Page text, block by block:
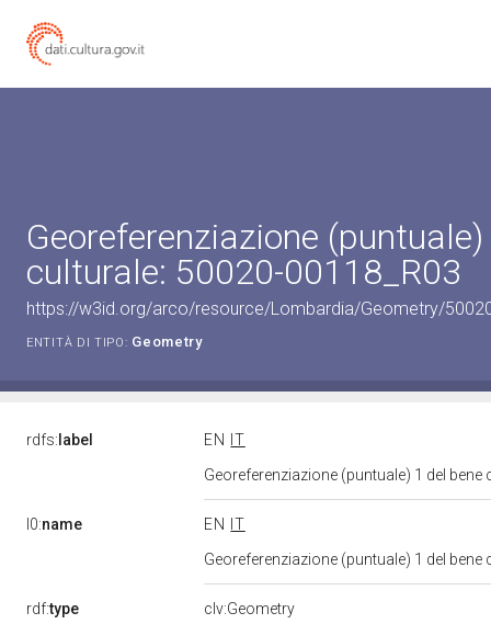
Georeferenziazione
culturale: 50020-00118_R03
https://w3id.org/arco/resource/Lombardia/Geometry/
ENTITÀ DI TIPO: Geometry
rdfs: label EN
IT
Georeferenziazione (puntuale) 1 del
l0:name EN
IT
Georeferenziazione (puntuale) 1 del
rdf:type clv:Geometry